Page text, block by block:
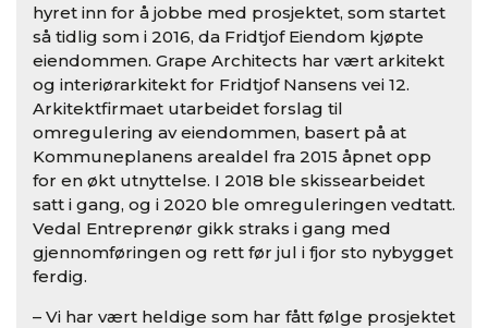
hyret inn for å jobbe med prosjektet, som startet
så tidlig som i 2016, da Fridtjof Eiendom kjøpte
eiendommen. Grape Architects har vært arkitekt
og interiørarkitekt for Fridtjof Nansens vei 12.
Arkitektfirmaet utarbeidet forslag til
omregulering av eiendommen, basert på at
Kommuneplanens arealdel fra 2015 åpnet opp
for en økt utnyttelse. I 2018 ble skissearbeidet
satt i gang, og i 2020 ble omreguleringen vedtatt.
Vedal Entreprenør gikk straks i gang med
gjennomføringen og rett før jul i fjor sto nybygget
ferdig.
– Vi har vært heldige som har fått følge prosjektet